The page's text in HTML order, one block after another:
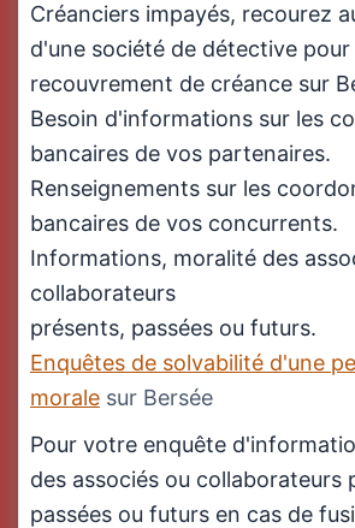
Créanciers impayés, recourez
d'une société de détective
recouvrement de créance sur
Besoin d'informations sur les
bancaires de vos partenaires.
Renseignements sur les
bancaires de vos concurrents.
Informations, moralité des
collaborateurs
présents, passées ou futurs.
Enquêtes de solvabilité d'une
morale sur Bersée
Pour votre enquête
des associés ou collaborateurs
passées ou futurs en cas de